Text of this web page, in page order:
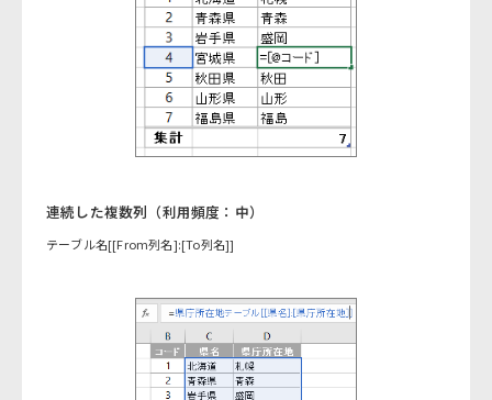
連続した複数列（利用頻度：中）
テーブル名[[From列名]:[To列名]]